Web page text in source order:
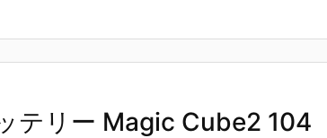
テリー Magic Cube2 104